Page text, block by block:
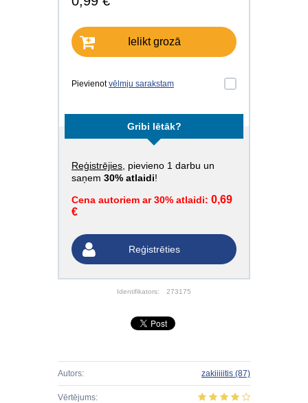
Ielikt grozā
Pievienotvēlmju sarakstam
Gribi lētāk?
Reģistrējies , pievieno 1 darbu un
saņem 30% atlaidi!
Cena autoriem ar 30% atlaidi: 0,69
€
Reģistrēties
Identifikators: 273175
Autors: zakiiiiitis (87)
Vērtējums: